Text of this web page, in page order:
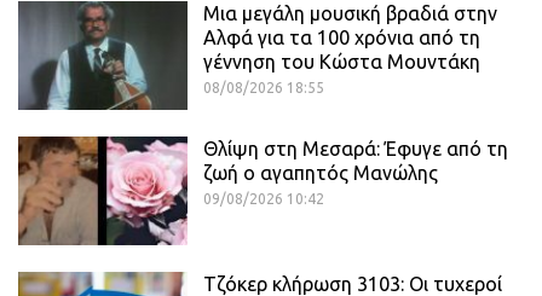
Μια μεγάλη μουσική βραδιά στην
Αλφά για τα 100 χρόνια από τη
γέννηση του Κώστα Μουντάκη
08/08/2026 18:55
Θλίψη στη Μεσαρά: Έφυγε από τη
ζωή ο αγαπητός Μανώλης
09/08/2026 10:42
Τζόκερ κλήρωση 3103: Οι τυχεροί